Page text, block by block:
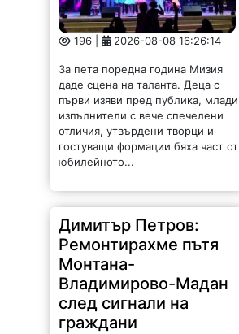
196 | 2026-08-08 16:26:14
За пета поредна година Мизия
даде сцена на таланта. Деца с
първи изяви пред публика, млади
изпълнители с вече спечелени
отличия, утвърдени творци и
гостуващи формации бяха част от
юбилейното...
Димитър Петров:
Ремонтирахме пътя
Монтана-
Владимирово-Мадан
след сигнали на
граждани